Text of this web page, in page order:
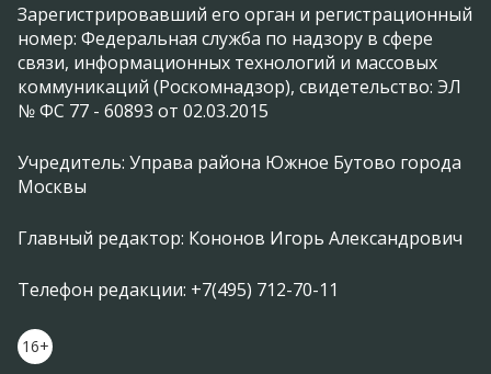
Зарегистрировавший его орган и регистрационный
номер: Федеральная служба по надзору в сфере
связи, информационных технологий и массовых
коммуникаций (Роскомнадзор), свидетельство: ЭЛ
№ ФС 77 - 60893 от 02.03.2015
Учредитель: Управа района Южное Бутово города
Москвы
Главный редактор: Кононов Игорь Александрович
Телефон редакции: +7(495) 712-70-11
16+